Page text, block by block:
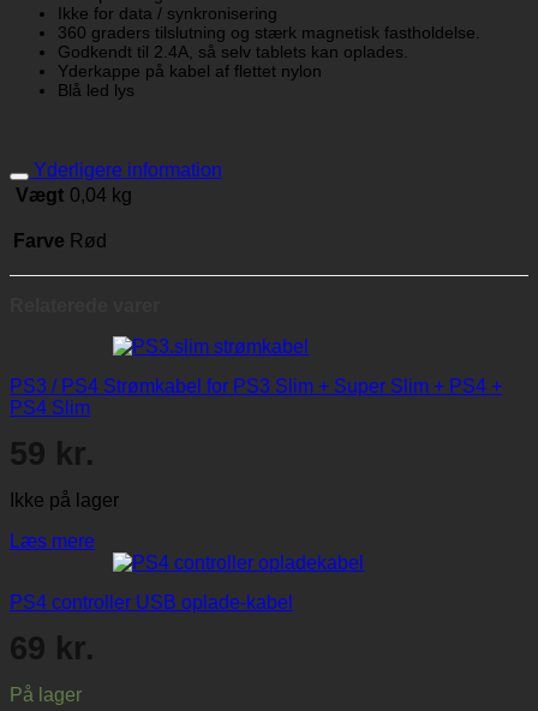
Ikke for data / synkronisering
360 graders tilslutning og stærk magnetisk fastholdelse.
Godkendt til 2.4A, så selv tablets kan oplades.
Yderkappe på kabel af flettet nylon
Blå led lys
Yderligere information
Vægt 0,04 kg
Farve Rød
PS3 / PS4 Strømkabel for PS3 Slim + Super Slim + PS4 +
PS4 Slim
59 kr.
Ikke på lager
Læs mere
PS4 controller USB oplade-kabel
69 kr.
På lager